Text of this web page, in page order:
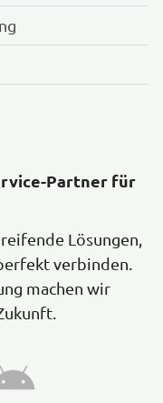
Partner für
Lösungen,
verbinden.
machen wir